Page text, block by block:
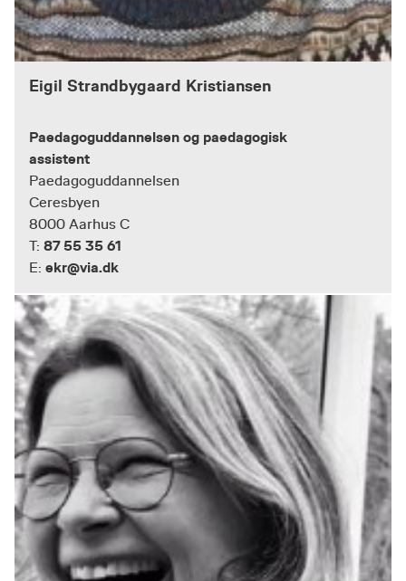
Eigil Strandbygaard Kristiansen
Paedagoguddannelsen og paedagogisk
assistent
Paedagoguddannelsen
Ceresbyen
8000 Aarhus C
T: 87 55 35 61
E: ekr@via.dk